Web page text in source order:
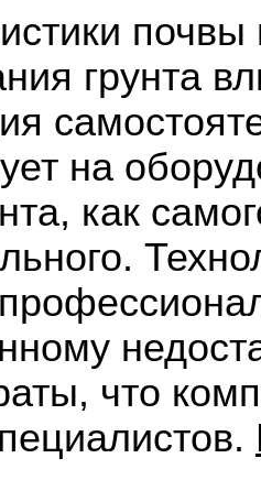
грунта
на
как
что